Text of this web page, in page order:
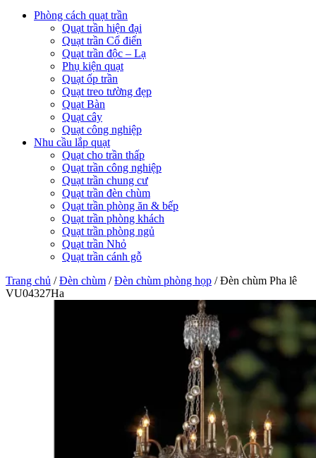
Phòng cách quạt trần
Quạt trần hiện đại
Quạt trần Cổ điển
Quạt trần độc – Lạ
Phụ kiện quạt
Quạt ốp trần
Quạt treo tường đẹp
Quạt Bàn
Quạt cây
Quạt công nghiệp
Nhu cầu lắp quạt
Quạt cho trần thấp
Quạt trần công nghiệp
Quạt trần chung cư
Quạt trần đèn chùm
Quạt trần phòng ăn & bếp
Quạt trần phòng khách
Quạt trần phòng ngủ
Quạt trần Nhỏ
Quạt trần cánh gỗ
Trang chủ /Đèn chùm /Đèn chùm phòng họp /Đèn chùm Pha lê
VU04327Ha